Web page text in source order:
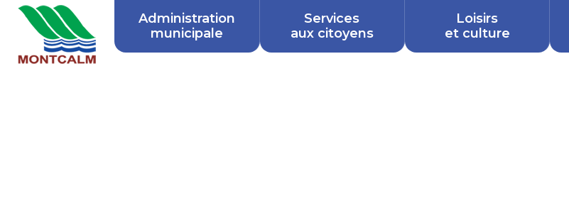
Administration
municipale
Services
aux citoyens
Loisirs
et culture
Je
m'abonne